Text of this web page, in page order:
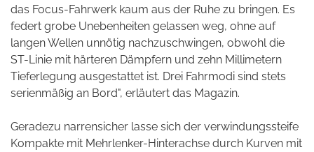
das Focus-Fahrwerk kaum aus der Ruhe zu bringen. Es
federt grobe Unebenheiten gelassen weg, ohne auf
langen Wellen unnötig nachzuschwingen, obwohl die
ST-Linie mit härteren Dämpfern und zehn Millimetern
Tieferlegung ausgestattet ist. Drei Fahrmodi sind stets
serienmäßig an Bord", erläutert das Magazin.
Geradezu narrensicher lasse sich der verwindungssteife
Kompakte mit Mehrlenker-Hinterachse durch Kurven mit